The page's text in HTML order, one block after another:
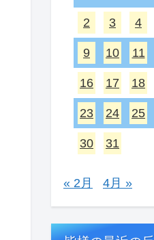
2 3 4
9 10 11
16 17 18
23 24 25
30 31
« 2月 4月 »